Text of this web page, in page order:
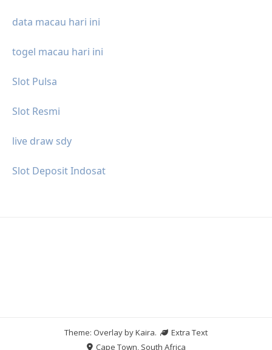
data macau hari ini
togel macau hari ini
Slot Pulsa
Slot Resmi
live draw sdy
Slot Deposit Indosat
Theme: Overlay byKaira.
Extra Text
Cape Town, South Africa